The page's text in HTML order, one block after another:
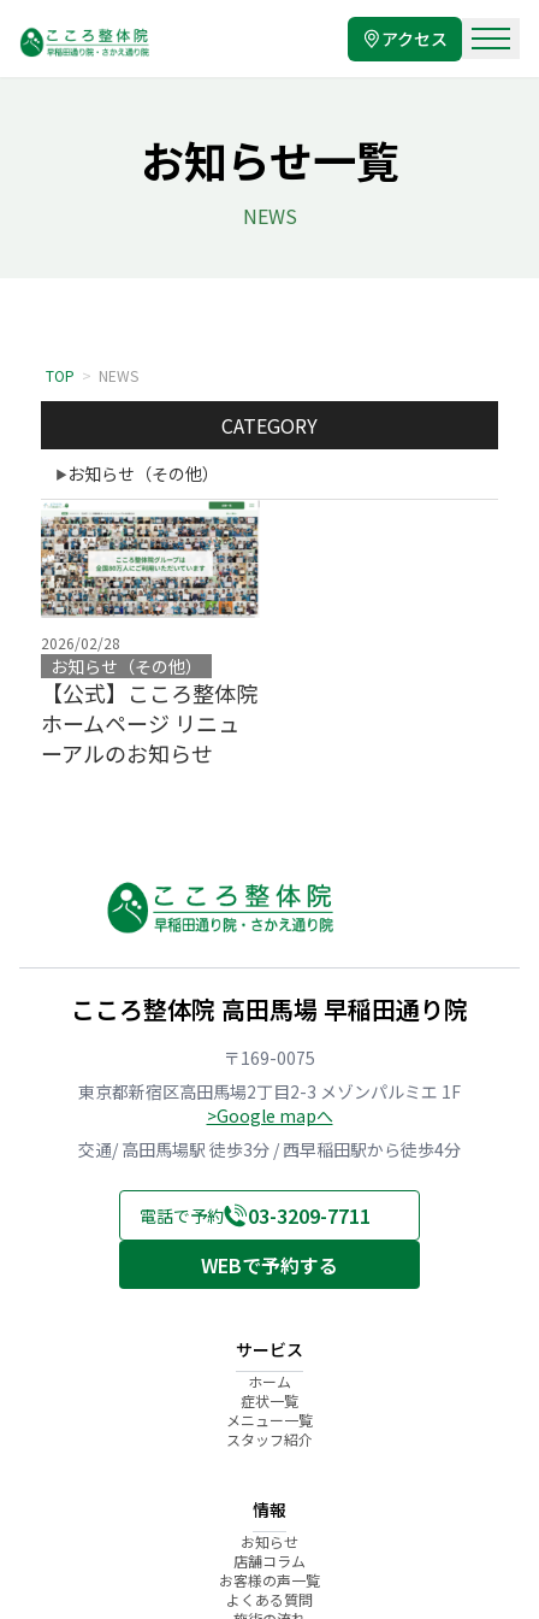
アクセス
お知らせ一覧
NEWS
TOP > NEWS
2026/02/28
お知らせ（その他）
【公式】こころ整体院
ホームページ リニュ
ーアルのお知らせ
CATEGORY
お知らせ（その他）
こころ整体院 高田馬場 早稲田通り院
〒169-0075
東京都新宿区高田馬場2丁目2-3 メゾンパルミエ 1F
>Google mapへ
交通/ 高田馬場駅 徒歩3分 / 西早稲田駅から徒歩4分
電話で予約
03-3209-7711
WEBで予約する
サービス
ホーム
症状一覧
メニュー一覧
スタッフ紹介
情報
お知らせ
店舗コラム
お客様の声一覧
よくある質問